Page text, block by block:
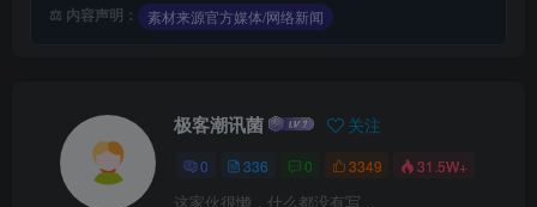
⚖️ 内容声明： 素材来源官方媒体/网络新闻
极客潮讯菌 关注
0 336 0 3349 31.5W+
这家伙很懒，什么都没有写...